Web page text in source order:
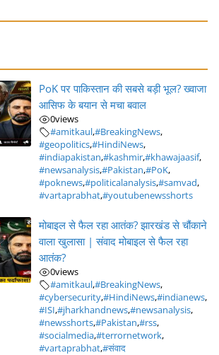
PoK पर पाकिस्तान की सबसे बड़ी भूल? ख्वाजा
आसिफ के बयान से मचा बवाल
0views
#amitkaul,#BreakingNews,
#geopolitics,#HindiNews,
#indiapakistan,#kashmir,#khawajaasif,
#newsanalysis,#Pakistan,#PoK,
#poknews,#politicalanalysis,#samvad,
#vartaprabhat,#youtubenewsshorts
मोबाइल से फैल रहा आतंक? झारखंड से चौंकाने
वाला खुलासा | संवाद मोबाइल से फैल रहा
आतंक?
0views
#amitkaul,#BreakingNews,
#cybersecurity,#HindiNews,#indianews,
#ISI,#jharkhandnews,#newsanalysis,
#newsshorts,#Pakistan,#rss,
#socialmedia,#terrornetwork,
#vartaprabhat,#संवाद